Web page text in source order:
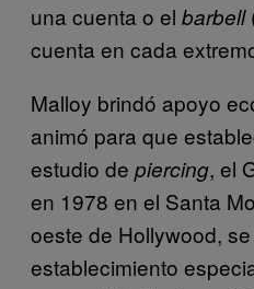
una cuenta o el barbell
cuenta en cada
Malloy brindó apoyo
animó para que
estudio de piercing, el
en 1978 en el Santa
oeste de Hollywood,
establecimiento